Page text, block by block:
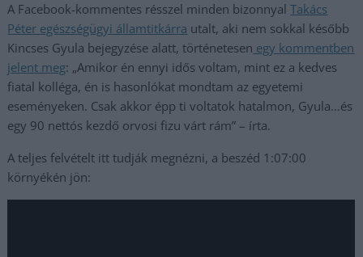
A Facebook-kommentes résszel minden bizonnyalTakács
Péter egészségügyi államtitkárra utalt, aki nem sokkal később
Kincses Gyula bejegyzése alatt, történetesen egy kommentben
jelent meg: „Amikor én ennyi idős voltam, mint ez a kedves
fiatal kolléga, én is hasonlókat mondtam az egyetemi
eseményeken. Csak akkor épp ti voltatok hatalmon, Gyula…és
egy 90 nettós kezdő orvosi fizu várt rám” – írta.
A teljes felvételt itt tudják megnézni, a beszéd 1:07:00
környékén jön: